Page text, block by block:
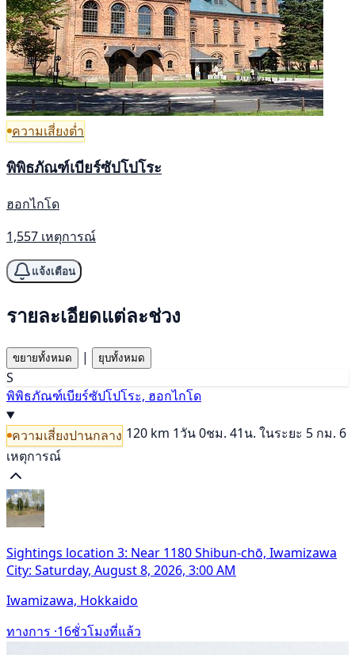
ความเสี่ยงต่ำ
พิพิธภัณฑ์เบียร์ซัปโปโระ
ฮอกไกโด
1,557 เหตุการณ์
แจ้งเตือน
รายละเอียดแต่ละช่วง
ขยายทั้งหมด | ยุบทั้งหมด
S
พิพิธภัณฑ์เบียร์ซัปโปโระ, ฮอกไกโด
ความเสี่ยงปานกลาง 120 km 1วัน 0ชม. 41น. ในระยะ 5 กม. 6
เหตุการณ์
Sightings location 3: Near 1180 Shibun-chō, Iwamizawa
City: Saturday, August 8, 2026, 3:00 AM
Iwamizawa, Hokkaido
ทางการ ·16ชั่วโมงที่แล้ว